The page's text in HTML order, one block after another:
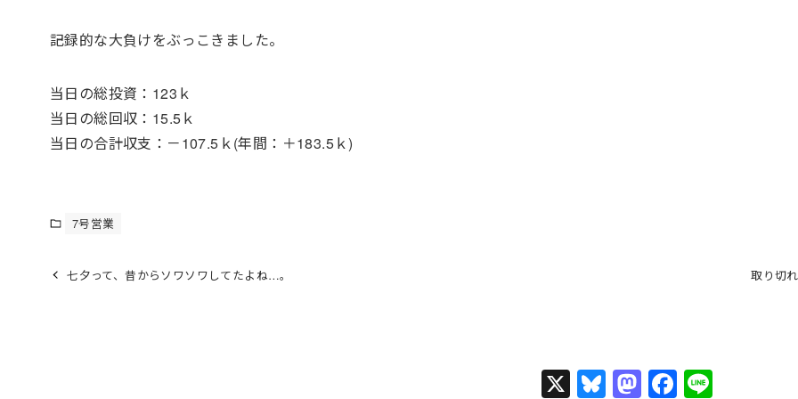
記録的な大負けをぶっこきました。
当日の総投資：123ｋ
当日の総回収：15.5ｋ
当日の合計収支：－107.5ｋ(年間：＋183.5ｋ)
7号営業
七夕って、昔からソワソワしてたよね…。 取り切
X Bl M F